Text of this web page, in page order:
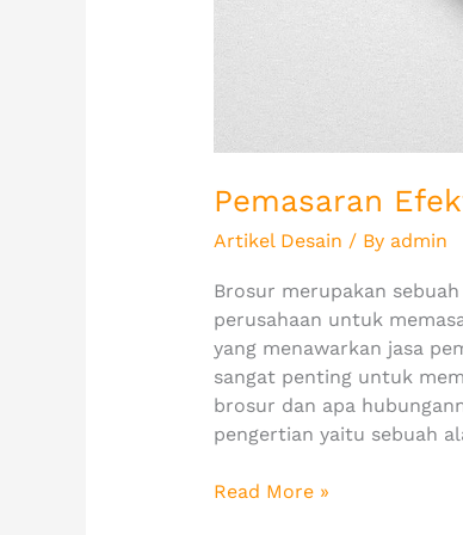
Pemasaran
Artikel Desain / By admin
Brosur merupakan
perusahaan untuk
yang menawarkan jasa
sangat penting untuk
brosur dan apa
pengertian yaitu sebuah
Read More »